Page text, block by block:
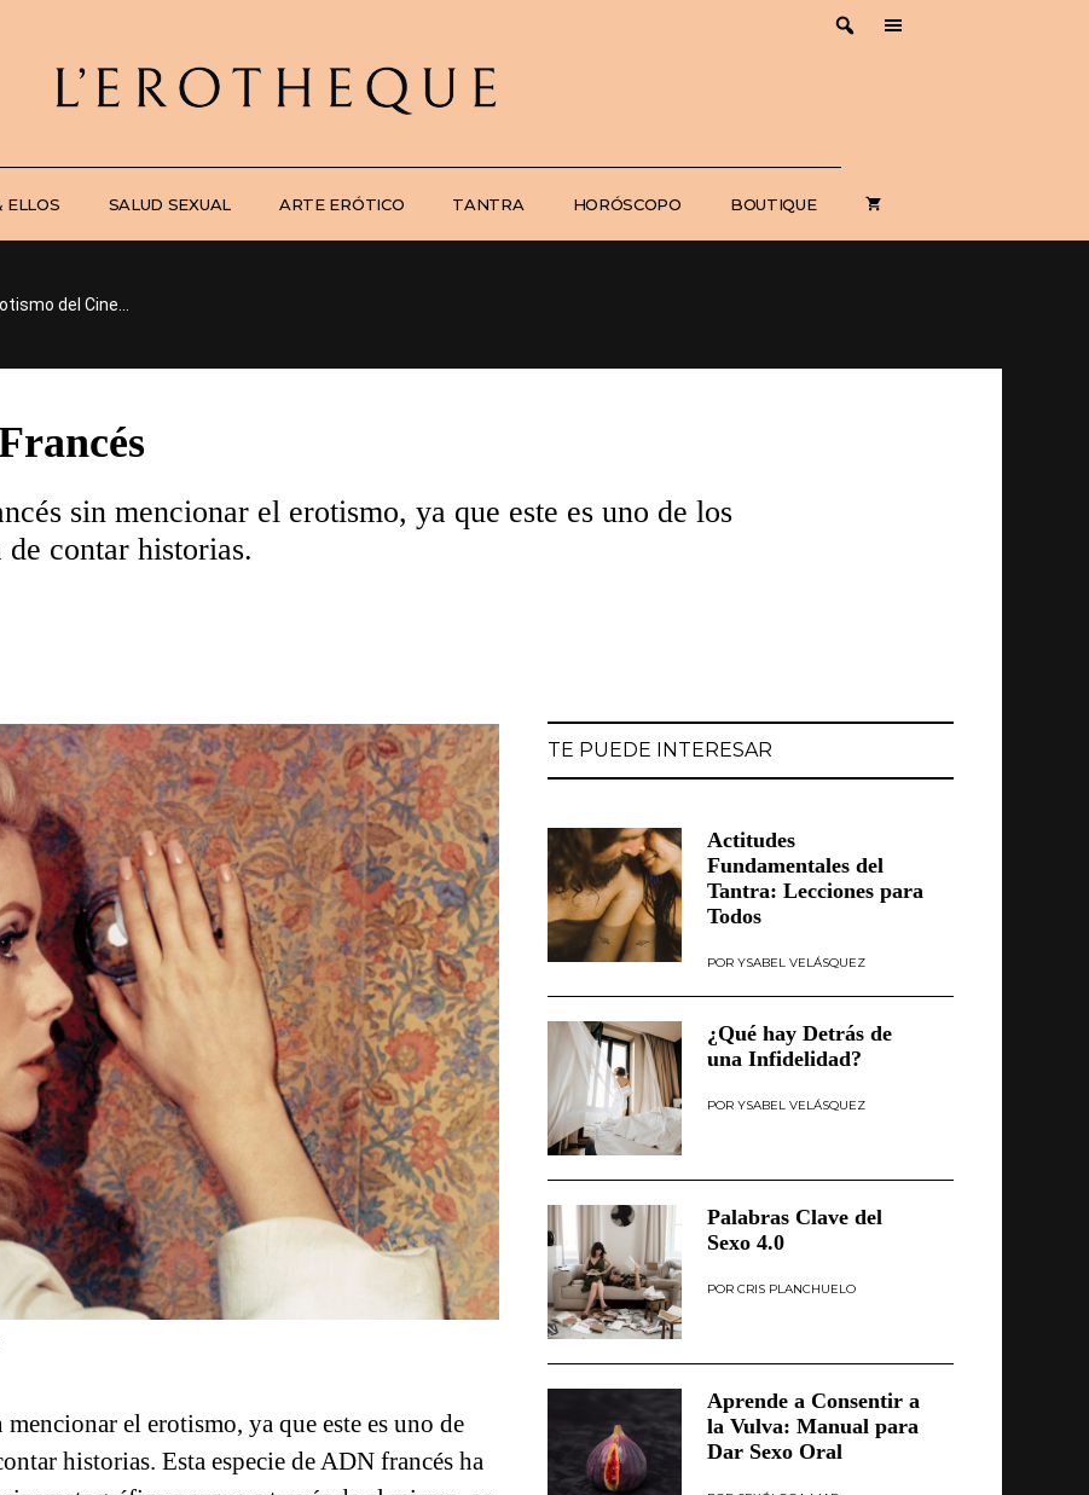
ELLOS SALUD SEXUAL ARTE ERÓTICO TANTRA HORÓSCOPO BOUTIQUE
del Cine...
sin mencionar el erotismo, ya que este es uno de los
contar historias.
el erotismo, ya que este es uno de
historias. Esta especie de ADN francés ha
TE PUEDE INTERESAR
Actitudes
Fundamentales del
Tantra: Lecciones para
Todos
YSABEL VELÁSQUEZ
¿Qué hay Detrás de
una Infidelidad?
YSABEL VELÁSQUEZ
Palabras Clave del
Sexo 4.0
CRIS PLANCHUELO
Aprende a Consentir a
la Vulva: Manual para
Dar Sexo Oral